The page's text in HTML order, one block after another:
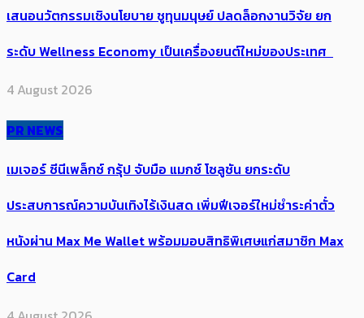
เสนอนวัตกรรมเชิงนโยบาย ชูทุนมนุษย์ ปลดล็อกงานวิจัย ยก
ระดับ Wellness Economy เป็นเครื่องยนต์ใหม่ของประเทศ
4 August 2026
PR NEWS
เมเจอร์ ซีนีเพล็กซ์ กรุ้ป จับมือ แมกซ์ โซลูชัน ยกระดับ
ประสบการณ์ความบันเทิงไร้เงินสด เพิ่มฟีเจอร์ใหม่ชำระค่าตั๋ว
หนังผ่าน Max Me Wallet พร้อมมอบสิทธิพิเศษแก่สมาชิก Max
Card